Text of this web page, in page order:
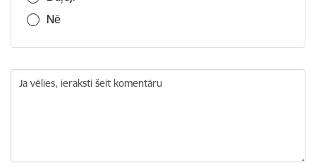
Nē
Ja vēlies, ieraksti šeit komentāru